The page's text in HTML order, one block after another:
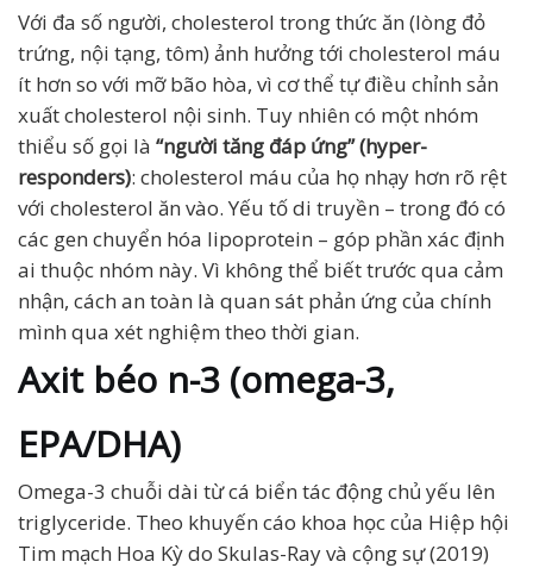
Với đa số người, cholesterol trong thức ăn (lòng đỏ
trứng, nội tạng, tôm) ảnh hưởng tới cholesterol máu
ít hơn so với mỡ bão hòa, vì cơ thể tự điều chỉnh sản
xuất cholesterol nội sinh. Tuy nhiên có một nhóm
thiểu số gọi là “người tăng đáp ứng” (hyper-
responders): cholesterol máu của họ nhạy hơn rõ rệt
với cholesterol ăn vào. Yếu tố di truyền – trong đó có
các gen chuyển hóa lipoprotein – góp phần xác định
ai thuộc nhóm này. Vì không thể biết trước qua cảm
nhận, cách an toàn là quan sát phản ứng của chính
mình qua xét nghiệm theo thời gian.
Axit béo n-3 (omega-3,
EPA/DHA)
Omega-3 chuỗi dài từ cá biển tác động chủ yếu lên
triglyceride. Theo khuyến cáo khoa học của Hiệp hội
Tim mạch Hoa Kỳ do Skulas-Ray và cộng sự (2019)